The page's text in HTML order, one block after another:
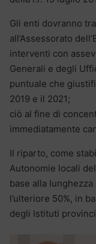
Gli enti dovranno
all’Assessorato
interventi con
Generali e degli
puntuale che
2019 e il 2021;
ciò al fine di
immediatamente
Il riparto, come
Autonomie locali
base alla
l’ulteriore 50%, in
degli Istituti